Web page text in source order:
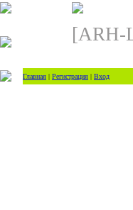
Главная | Регистрация | Вход